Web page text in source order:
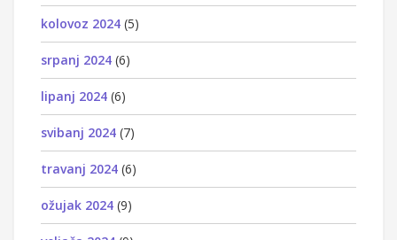
kolovoz 2024 (5)
srpanj 2024 (6)
lipanj 2024 (6)
svibanj 2024 (7)
travanj 2024 (6)
ožujak 2024 (9)